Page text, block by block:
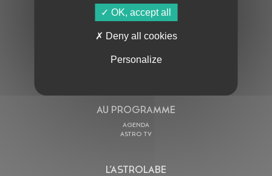
AU PROGRAMME
AGENDA
ASTRO TV
L’ASTROLABE
OK, accept all
Deny all cookies
Personalize